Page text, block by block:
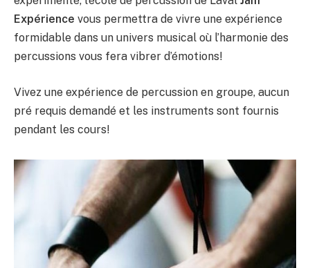
Expérience vous permettra de vivre une expérience
formidable dans un univers musical où l’harmonie des
percussions vous fera vibrer d’émotions!
Vivez une expérience de percussion en groupe, aucun
pré requis demandé et les instruments sont fournis
pendant les cours!